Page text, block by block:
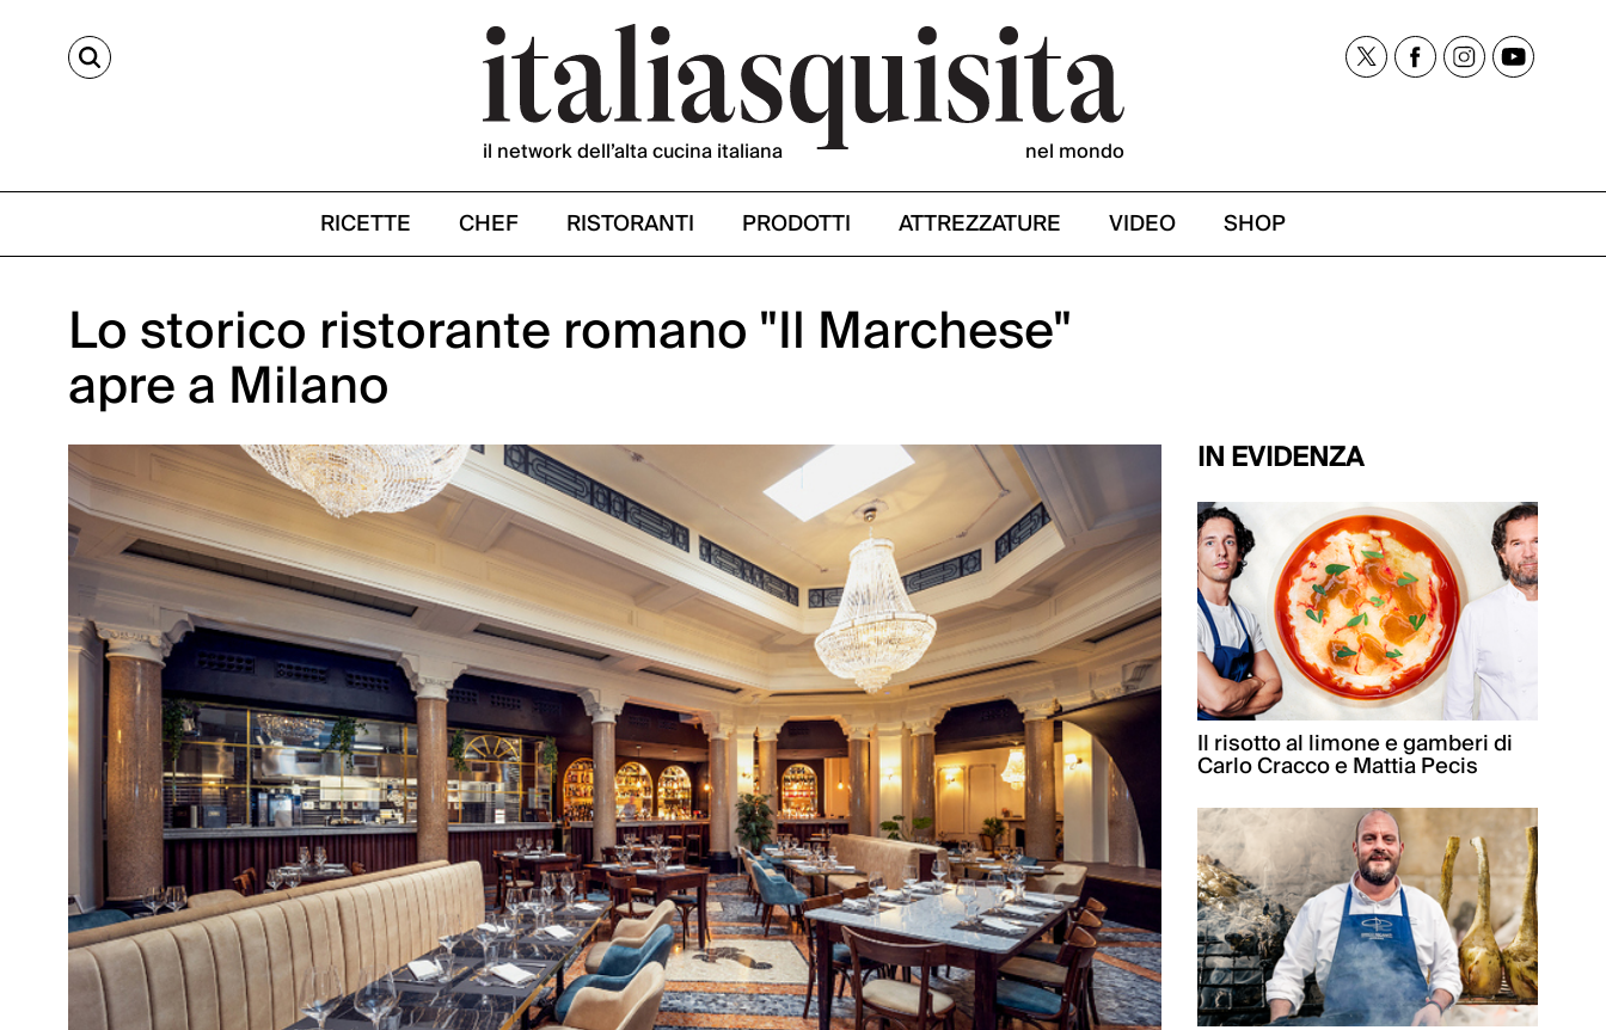
CERCA
il network dell’alta cucina italiana nel mondo
RICETTE CHEF RISTORANTI PRODOTTI ATTREZZATURE VIDEO SHOP
Lo storico ristorante romano "Il Marchese"
apre a Milano
IN EVIDENZA
Il risotto al limone e gamberi di
Carlo Cracco e Mattia Pecis